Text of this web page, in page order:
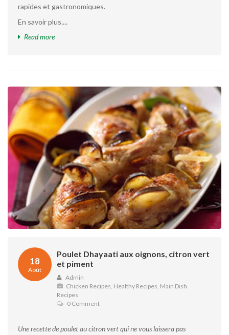
rapides et gastronomiques.
En savoir plus....
Read more
18
Août
Poulet Dhayaati aux oignons, citron vert
et piment
Admin
Chicken Recipes, Healthy Recipes, Main Dish
Recipes
0 Comment
Une recette de poulet au citron vert qui ne vous laissera pas